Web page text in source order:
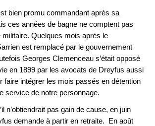
bien promu commandant après sa
ces années de bagne ne comptent pas
Quelques mois après le
est remplacé par le gouvernement
Georges Clemenceau s’était opposé
en 1899 par les avocats de Dreyfus aussi
faire intégrer les mois passés en détention
service de notre personnage.
n’obtiendrait pas gain de cause, en juin
demande à partir en retraite. En août